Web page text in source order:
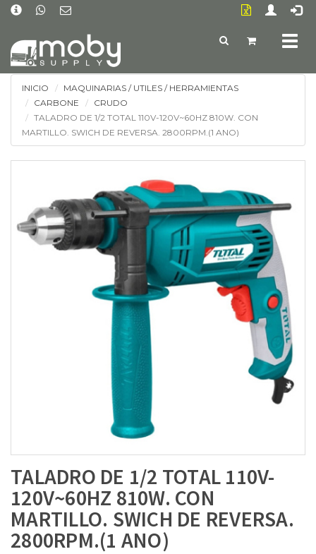
INICIO
MAQUINARIAS / UTILES / HERRAMIENTAS
CARBONE
CRUDO
TALADRO DE 1/2 TOTAL 110V-120V~60HZ 810W. CON
MARTILLO. SWICH DE REVERSA. 2800RPM.(1 ANO)
TALADRO DE 1/2 TOTAL 110V-
120V~60HZ 810W. CON
MARTILLO. SWICH DE REVERSA.
2800RPM.(1 ANO)